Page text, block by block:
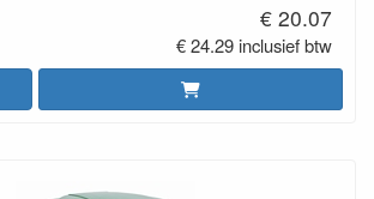
€ 20.07
€ 24.29 inclusief btw